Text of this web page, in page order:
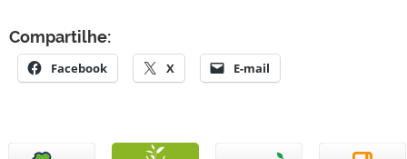
Compartilhe:
Facebook X E-mail